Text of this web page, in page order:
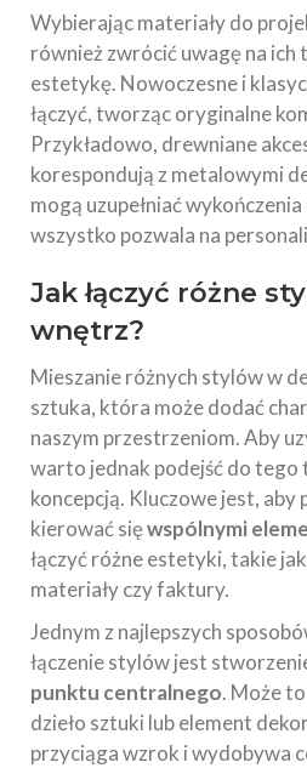
Wybierając materiały do
również zwrócić uwagę na ich
estetykę. Nowoczesne i
łączyć, tworząc oryginalne
Przykładowo, drewniane
korespondują z metalowymi
mogą uzupełniać
wszystko pozwala na
Jak łączyć różne
wnętrz?
Mieszanie różnych stylów w
sztuka, która może dodać
naszym przestrzeniom. Aby
warto jednak podejść do tego
koncepcją. Kluczowe jest,
kierować sięwspólnymi
łączyć różne estetyki, takie
materiały czy faktury.
Jednym z najlepszych
łączenie stylów jest
punktu centralnego. Może
dzieło sztuki lub element
przyciąga wzrok i wydobywa